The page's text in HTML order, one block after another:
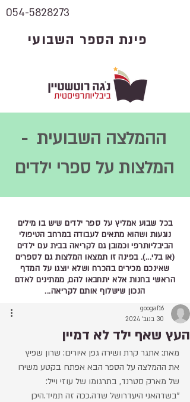
054-5828273
פינת הספר השבועי
ההמלצה השבועית -
המלצות על ספרי ילדים
בכל שבוע אמליץ על ספר ילדים שיש בו מילים
נוגעות ושהוא מתאים לעבודה במרחב הטיפולי
הביבליותרפי וכמובן גם לקריאה בבית עם ילדים
(או בלי...). בפינה זו תמצאו המלצות גם לספרים
שאינכם מכירים בהכרח ושלא יוצגו על המדף
הראשי בחנות אלא יתחבאו להם, ממתינים לאדם
הנכון שישלוף אותם לקריאה...
העץ שאף ילד לא דמיין
googaf16
30 בנוב׳ 2024
מאת: אתגר קרת ושירה גפן איורים: שרון שפיץ
את ההמלצה על הספר הבא אפתח בקטע משירו
של מארק סטרנד, בתרגומו של עוזי וייל:
"בשדהאני היעדרושל שדה.ככה זה תמיד.היכן